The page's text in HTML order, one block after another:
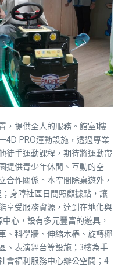
，提供全人的服務。館室1樓
4D PRO運動設施，透過專業
徒手運動課程，期待將運動帶
提供青少年休閒、互動的空
合作關係。本空間除桌遊外，
身障社區日間照顧據點，讓
享受服務資源，達到在地化與
心，設有多元豐富的遊具，
、科學牆、伸縮木樁、旋轉椰
、表演舞台等設施；3樓為手
會福利服務中心辦公空間；4